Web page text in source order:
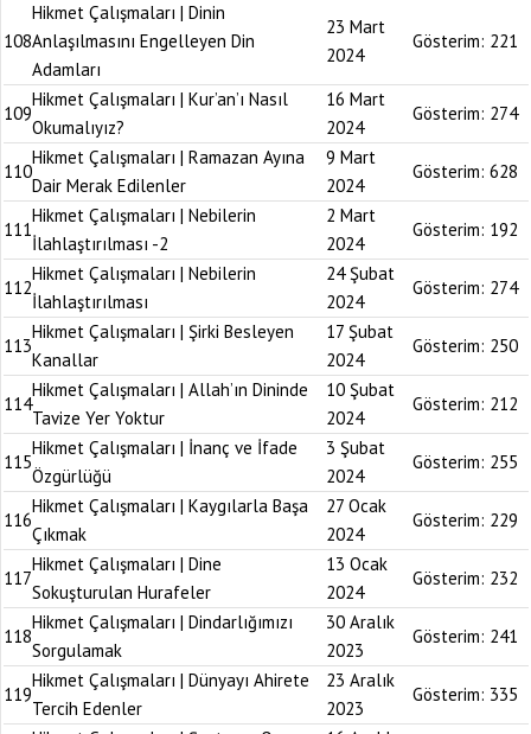
108
Hikmet Çalışmaları | Dinin
Anlaşılmasını Engelleyen Din
Adamları
23 Mart
2024
Gösterim: 221
109
Hikmet Çalışmaları | Kur’an’ı Nasıl
Okumalıyız?
16 Mart
2024
Gösterim: 274
110
Hikmet Çalışmaları | Ramazan Ayına
Dair Merak Edilenler
9 Mart
2024
Gösterim: 628
111
Hikmet Çalışmaları | Nebilerin
İlahlaştırılması -2
2 Mart
2024
Gösterim: 192
112
Hikmet Çalışmaları | Nebilerin
İlahlaştırılması
24 Şubat
2024
Gösterim: 274
113
Hikmet Çalışmaları | Şirki Besleyen
Kanallar
17 Şubat
2024
Gösterim: 250
114
Hikmet Çalışmaları | Allah’ın Dininde
Tavize Yer Yoktur
10 Şubat
2024
Gösterim: 212
115
Hikmet Çalışmaları | İnanç ve İfade
Özgürlüğü
3 Şubat
2024
Gösterim: 255
116
Hikmet Çalışmaları | Kaygılarla Başa
Çıkmak
27 Ocak
2024
Gösterim: 229
117
Hikmet Çalışmaları | Dine
Sokuşturulan Hurafeler
13 Ocak
2024
Gösterim: 232
118
Hikmet Çalışmaları | Dindarlığımızı
Sorgulamak
30 Aralık
2023
Gösterim: 241
119
Hikmet Çalışmaları | Dünyayı Ahirete
Tercih Edenler
23 Aralık
2023
Gösterim: 335